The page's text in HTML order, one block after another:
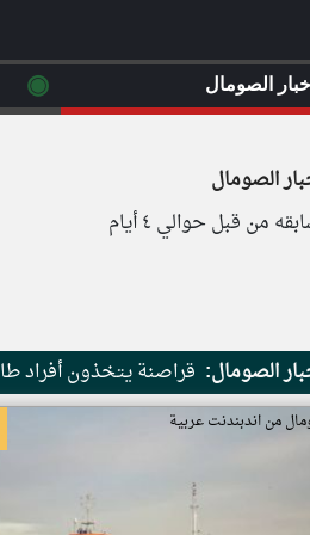
الصومال
من قبل حوالي ٤ أيام
الصومال: قراصنة يتخذون أفراد
من اندبندنت عربية
اخبار الصومال ◉